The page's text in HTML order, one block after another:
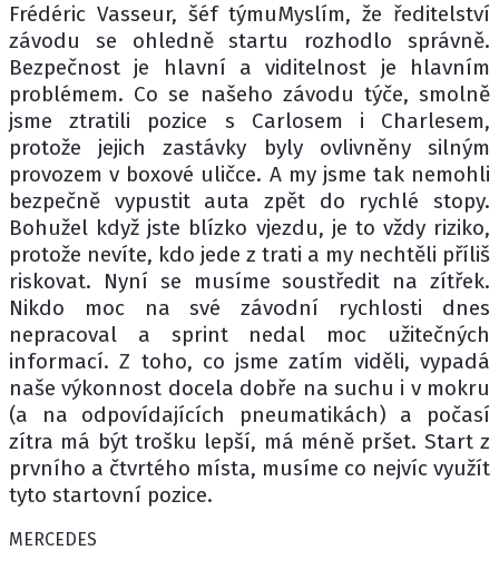
Frédéric Vasseur, šéf týmuMyslím, že ředitelství
závodu se ohledně startu rozhodlo správně.
Bezpečnost je hlavní a viditelnost je hlavním
problémem. Co se našeho závodu týče, smolně
jsme ztratili pozice s Carlosem i Charlesem,
protože jejich zastávky byly ovlivněny silným
provozem v boxové uličce. A my jsme tak nemohli
bezpečně vypustit auta zpět do rychlé stopy.
Bohužel když jste blízko vjezdu, je to vždy riziko,
protože nevíte, kdo jede z trati a my nechtěli příliš
riskovat. Nyní se musíme soustředit na zítřek.
Nikdo moc na své závodní rychlosti dnes
nepracoval a sprint nedal moc užitečných
informací. Z toho, co jsme zatím viděli, vypadá
naše výkonnost docela dobře na suchu i v mokru
(a na odpovídajících pneumatikách) a počasí
zítra má být trošku lepší, má méně pršet. Start z
prvního a čtvrtého místa, musíme co nejvíc využít
tyto startovní pozice.
MERCEDES